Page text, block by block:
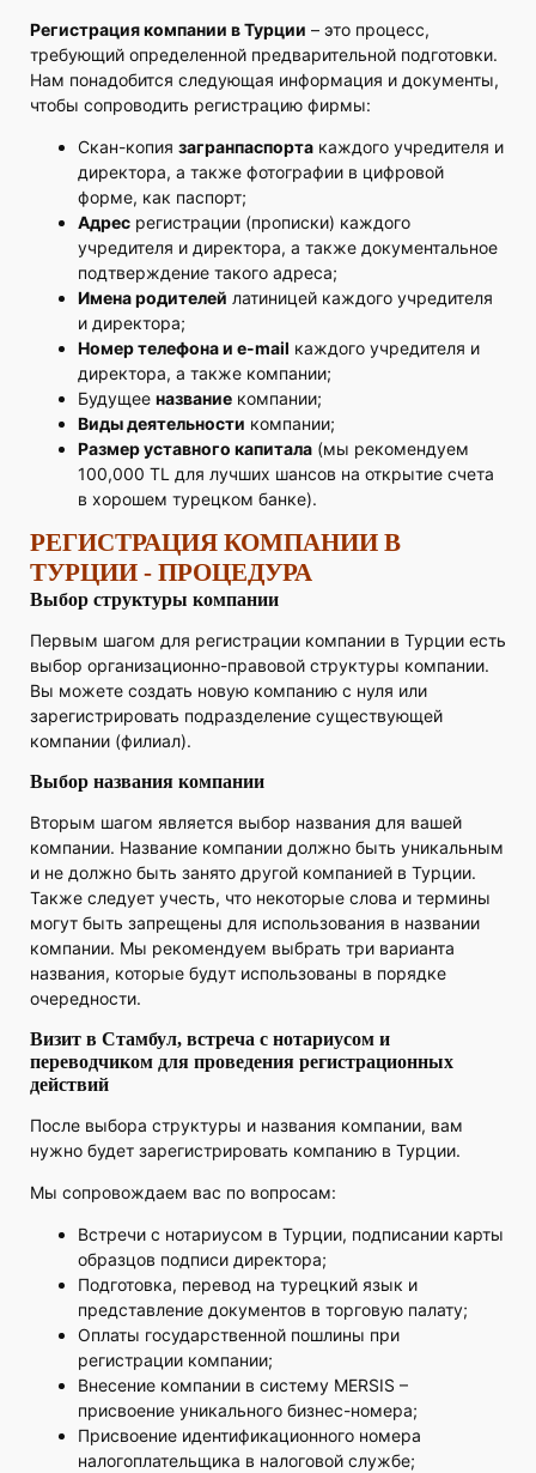
Регистрация компании в Турции – это процесс,
требующий определенной предварительной подготовки.
Нам понадобится следующая информация и документы,
чтобы сопроводить регистрацию фирмы:
Скан-копия загранпаспорта каждого учредителя и
директора, а также фотографии в цифровой
форме, как паспорт;
Адрес регистрации (прописки) каждого
учредителя и директора, а также документальное
подтверждение такого адреса;
Имена родителей латиницей каждого учредителя
и директора;
Номер телефона и e-mail каждого учредителя и
директора, а также компании;
Будущее название компании;
Виды деятельности компании;
Размер уставного капитала (мы рекомендуем
100,000 TL для лучших шансов на открытие счета
в хорошем турецком банке).
РЕГИСТРАЦИЯ КОМПАНИИ В
ТУРЦИИ - ПРОЦЕДУРА
Выбор структуры компании
Первым шагом для регистрации компании в Турции есть
выбор организационно-правовой структуры компании.
Вы можете создать новую компанию с нуля или
зарегистрировать подразделение существующей
компании (филиал).
Выбор названия компании
Вторым шагом является выбор названия для вашей
компании. Название компании должно быть уникальным
и не должно быть занято другой компанией в Турции.
Также следует учесть, что некоторые слова и термины
могут быть запрещены для использования в названии
компании. Мы рекомендуем выбрать три варианта
названия, которые будут использованы в порядке
очередности.
Визит в Стамбул, встреча с нотариусом и
переводчиком для проведения регистрационных
действий
После выбора структуры и названия компании, вам
нужно будет зарегистрировать компанию в Турции.
Мы сопровождаем вас по вопросам:
Встречи с нотариусом в Турции, подписании карты
образцов подписи директора;
Подготовка, перевод на турецкий язык и
представление документов в торговую палату;
Оплаты государственной пошлины при
регистрации компании;
Внесение компании в систему MERSIS –
присвоение уникального бизнес-номера;
Присвоение идентификационного номера
налогоплательщика в налоговой службе;